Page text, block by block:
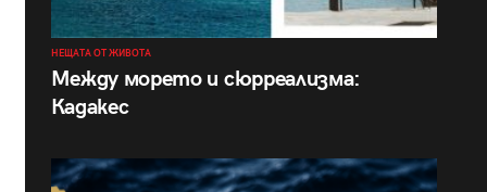
НЕЩАТА ОТ ЖИВОТА
Между морето и сюрреализма:
Кадакес